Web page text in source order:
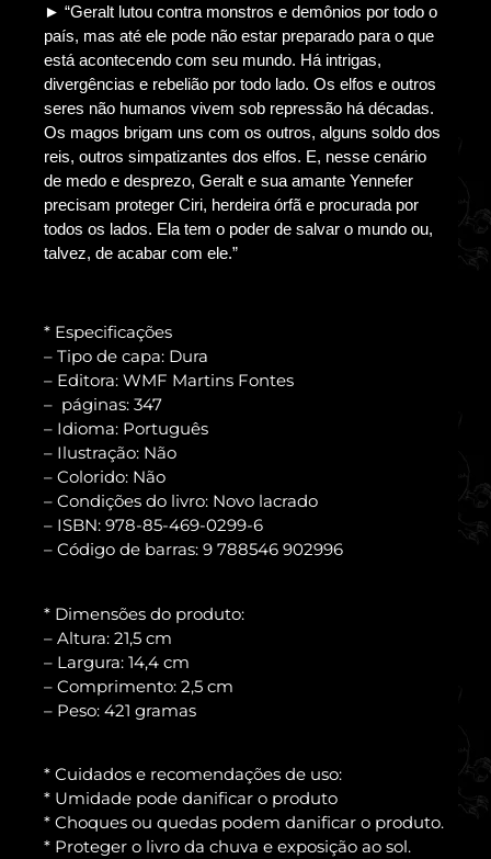
► “Geralt lutou contra monstros e demônios por todo o
país, mas até ele pode não estar preparado para o que
está acontecendo com seu mundo. Há intrigas,
divergências e rebelião por todo lado. Os elfos e outros
seres não humanos vivem sob repressão há décadas.
Os magos brigam uns com os outros, alguns soldo dos
reis, outros simpatizantes dos elfos. E, nesse cenário
de medo e desprezo, Geralt e sua amante Yennefer
precisam proteger Ciri, herdeira órfã e procurada por
todos os lados. Ela tem o poder de salvar o mundo ou,
talvez, de acabar com ele.”
* Especificações
– Tipo de capa: Dura
– Editora: WMF Martins Fontes
– páginas: 347
– Idioma: Português
– Ilustração: Não
– Colorido: Não
– Condições do livro: Novo lacrado
– ISBN: 978-85-469-0299-6
– Código de barras: 9 788546 902996
* Dimensões do produto:
– Altura: 21,5 cm
– Largura: 14,4 cm
– Comprimento: 2,5 cm
– Peso: 421 gramas
* Cuidados e recomendações de uso:
* Umidade pode danificar o produto
* Choques ou quedas podem danificar o produto.
* Proteger o livro da chuva e exposição ao sol.